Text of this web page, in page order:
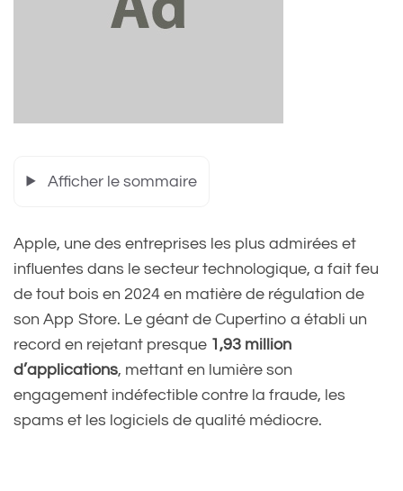
Afficher le sommaire
Apple, une des entreprises les plus admirées et
influentes dans le secteur technologique, a fait feu
de tout bois en 2024 en matière de régulation de
son App Store. Le géant de Cupertino a établi un
record en rejetant presque 1,93 million
d’applications, mettant en lumière son
engagement indéfectible contre la fraude, les
spams et les logiciels de qualité médiocre.